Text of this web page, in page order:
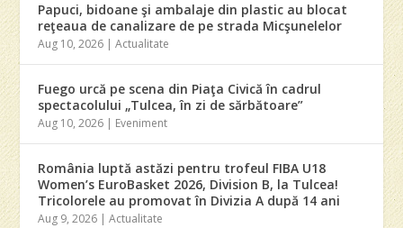
Papuci, bidoane şi ambalaje din plastic au blocat
reţeaua de canalizare de pe strada Micşunelelor
Aug 10, 2026 |Actualitate
Fuego urcă pe scena din Piaţa Civică în cadrul
spectacolului „Tulcea, în zi de sărbătoare”
Aug 10, 2026 | Eveniment
România luptă astăzi pentru trofeul FIBA U18
Women’s EuroBasket 2026, Division B, la Tulcea!
Tricolorele au promovat în Divizia A după 14 ani
Aug 9, 2026 |Actualitate